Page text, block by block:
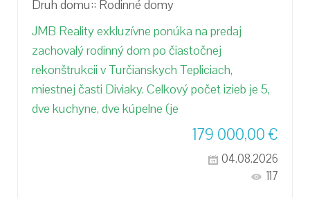
Druh domu:: Rodinné domy
JMB Reality exkluzívne ponúka na predaj
zachovalý rodinný dom po čiastočnej
rekonštrukcii v Turčianskych Tepliciach,
miestnej časti Diviaky. Celkový počet izieb je 5,
dve kuchyne, dve kúpelne (je
179 000,00€
04.08.2026
117